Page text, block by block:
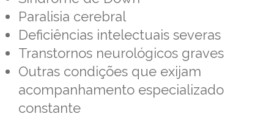
Paralisia cerebral
Deficiências intelectuais severas
Transtornos neurológicos graves
Outras condições que exijam
acompanhamento especializado
constante